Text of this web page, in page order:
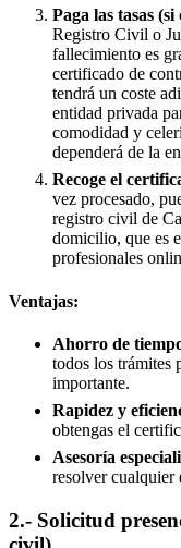
Paga las tasas
Registro Civil o
fallecimiento es
certificado de
tendrá un coste
entidad privada
comodidad y
dependerá de la
Recoge el
vez procesado,
registro civil de
domicilio, que es
profesionales
Ventajas:
Ahorro de
todos los trámites
importante.
Rapidez y
obtengas el
Asesoría
resolver cualquier
2.- Solicitud